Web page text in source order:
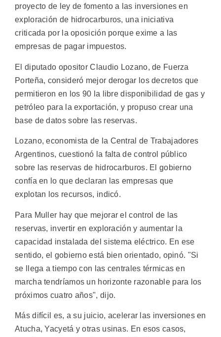
proyecto de ley de fomento a las inversiones en
exploración de hidrocarburos, una iniciativa
criticada por la oposición porque exime a las
empresas de pagar impuestos.
El diputado opositor Claudio Lozano, de Fuerza
Porteña, consideró mejor derogar los decretos que
permitieron en los 90 la libre disponibilidad de gas y
petróleo para la exportación, y propuso crear una
base de datos sobre las reservas.
Lozano, economista de la Central de Trabajadores
Argentinos, cuestionó la falta de control público
sobre las reservas de hidrocarburos. El gobierno
confía en lo que declaran las empresas que
explotan los recursos, indicó.
Para Muller hay que mejorar el control de las
reservas, invertir en exploración y aumentar la
capacidad instalada del sistema eléctrico. En ese
sentido, el gobierno está bien orientado, opinó. "Si
se llega a tiempo con las centrales térmicas en
marcha tendríamos un horizonte razonable para los
próximos cuatro años", dijo.
Más difícil es, a su juicio, acelerar las inversiones en
Atucha, Yacyetá y otras usinas. En esos casos,